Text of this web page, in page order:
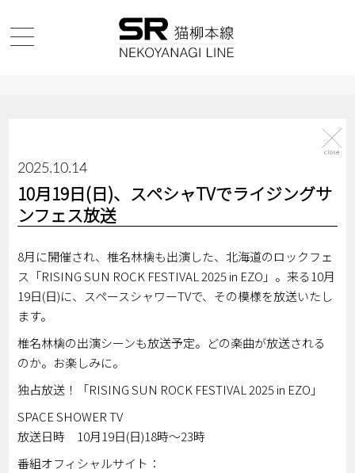
2025.10.14
10月19日(日)、スペシャTVでライジングサ
ンフェス放送
8月に開催され、椎名林檎も出演した、北海道のロックフェ
ス「RISING SUN ROCK FESTIVAL 2025 in EZO」。来る10月
19日(日)に、スペースシャワーTVで、その模様を放送いたし
ます。
椎名林檎の出演シーンも放送予定。どの楽曲が放送される
のか。お楽しみに。
独占放送！「RISING SUN ROCK FESTIVAL 2025 in EZO」
SPACE SHOWER TV
放送日時 10月19日(日)18時～23時
番組オフィシャルサイト：